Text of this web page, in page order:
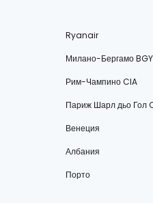
Ryanair
Милано-Бергамо BGY
Рим-Чампино CIA
Париж Шарл дьо Гол
Венеция
Албания
Порто